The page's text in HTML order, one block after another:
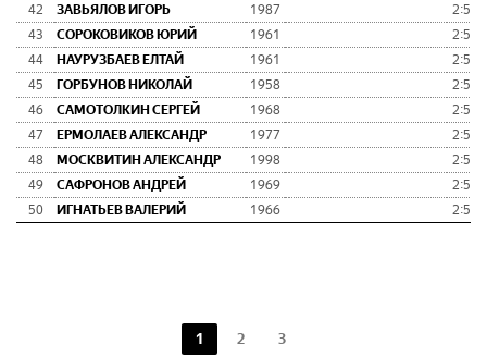
42
ЗАВЬЯЛОВ ИГОРЬ 1987
43
СОРОКОВИКОВ ЮРИЙ 1961
44
НАУРУЗБАЕВ ЕЛТАЙ 1961
45
ГОРБУНОВ НИКОЛАЙ 1958
46
САМОТОЛКИН СЕРГЕЙ 1968
47
ЕРМОЛАЕВ АЛЕКСАНДР 1977
48
МОСКВИТИН АЛЕКСАНДР 1998
49
САФРОНОВ АНДРЕЙ 1969
50
ИГНАТЬЕВ ВАЛЕРИЙ 1966
1 2 3